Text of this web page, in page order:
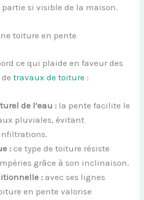
si visible de la maison.
toiture en pente
ce qui plaide en faveur des
detravaux de toiture :
de l’eau : la pente facilite le
pluviales, évitant
: ce type de toiture résiste
grâce à son inclinaison.
:avec ses lignes
en pente valorise